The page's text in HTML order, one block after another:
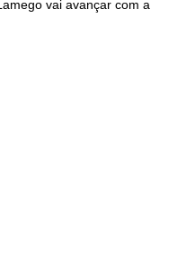
vai avançar com a